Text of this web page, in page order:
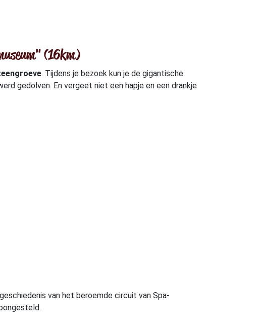
(16km)
. Tijdens je bezoek kun je de gigantische
gedolven. En vergeet niet een hapje en een drankje
van het beroemde circuit van Spa-